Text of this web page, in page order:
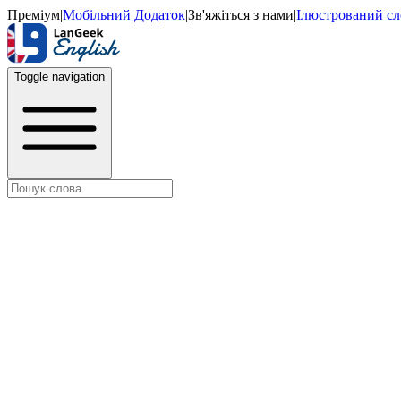
Преміум|Мобільний Додаток|Зв'яжіться з нами|Ілюстрований
Toggle navigation